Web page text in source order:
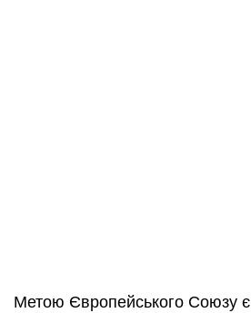
Метою Європейського Союзу є